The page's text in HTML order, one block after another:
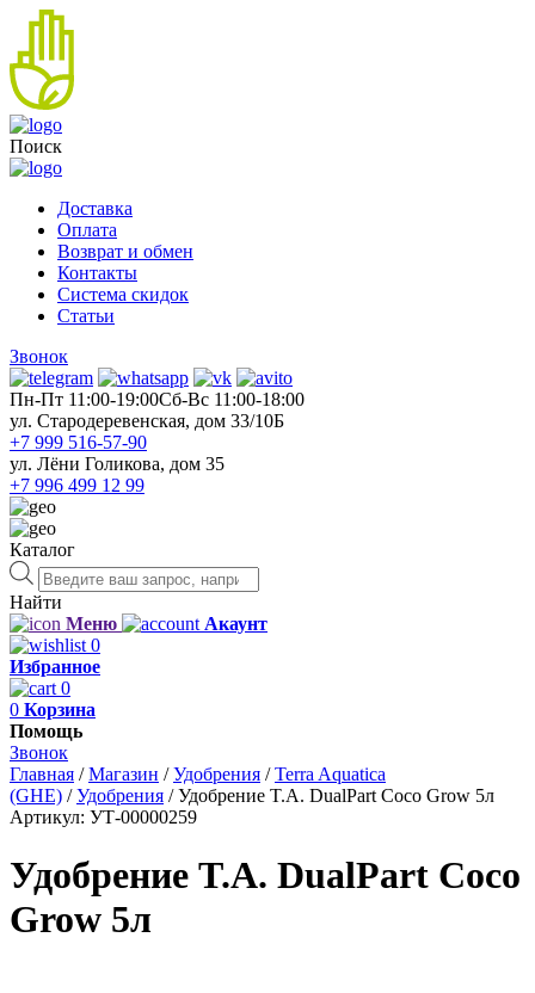
Поиск
Доставка
Оплата
Возврат и обмен
Контакты
Система скидок
Статьи
Звонок
Пн-Пт 11:00-19:00Cб-Вс 11:00-18:00
ул. Стародеревенская, дом 33/10Б
+7 999 516-57-90
ул. Лёни Голикова, дом 35
+7 996 499 12 99
Каталог
Поиск
товаров
Найти
Меню
Акаунт
0
Избранное
0
0 Корзина
Помощь
Звонок
Главная /Магазин /Удобрения /Terra Aquatica
(GHE) /Удобрения /Удобрение T.A. DualPart Coco Grow 5л
Артикул: УТ-00000259
Удобрение T.A. DualPart Coco
Grow 5л